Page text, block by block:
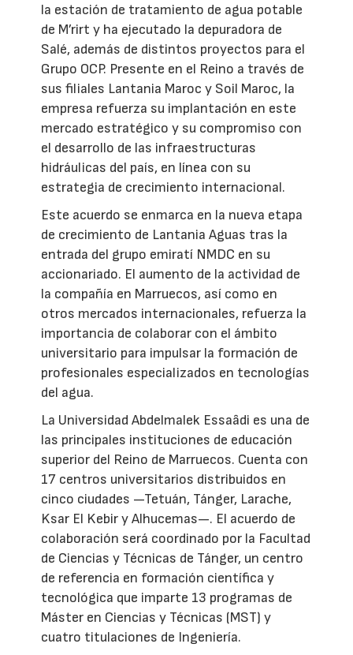
la estación de tratamiento de agua potable
de M’rirt y ha ejecutado la depuradora de
Salé, además de distintos proyectos para el
Grupo OCP. Presente en el Reino a través de
sus filiales Lantania Maroc y Soil Maroc, la
empresa refuerza su implantación en este
mercado estratégico y su compromiso con
el desarrollo de las infraestructuras
hidráulicas del país, en línea con su
estrategia de crecimiento internacional.
Este acuerdo se enmarca en la nueva etapa
de crecimiento de Lantania Aguas tras la
entrada del grupo emiratí NMDC en su
accionariado. El aumento de la actividad de
la compañía en Marruecos, así como en
otros mercados internacionales, refuerza la
importancia de colaborar con el ámbito
universitario para impulsar la formación de
profesionales especializados en tecnologías
del agua.
La Universidad Abdelmalek Essaâdi es una de
las principales instituciones de educación
superior del Reino de Marruecos. Cuenta con
17 centros universitarios distribuidos en
cinco ciudades —Tetuán, Tánger, Larache,
Ksar El Kebir y Alhucemas—. El acuerdo de
colaboración será coordinado por la Facultad
de Ciencias y Técnicas de Tánger, un centro
de referencia en formación científica y
tecnológica que imparte 13 programas de
Máster en Ciencias y Técnicas (MST) y
cuatro titulaciones de Ingeniería.